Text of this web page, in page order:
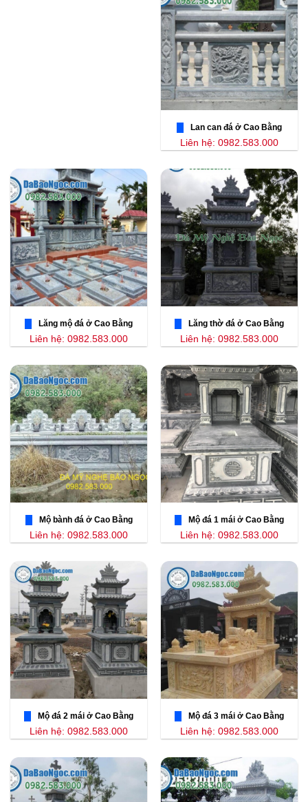
Lan can đá ở Cao Bằng
Liên hệ: 0982.583.000
Lăng mộ đá ở Cao Bằng
Liên hệ: 0982.583.000
Lăng thờ đá ở Cao Bằng
Liên hệ: 0982.583.000
Mộ bành đá ở Cao Bằng
Liên hệ: 0982.583.000
Mộ đá 1 mái ở Cao Bằng
Liên hệ: 0982.583.000
Mộ đá 2 mái ở Cao Bằng
Liên hệ: 0982.583.000
Mộ đá 3 mái ở Cao Bằng
Liên hệ: 0982.583.000